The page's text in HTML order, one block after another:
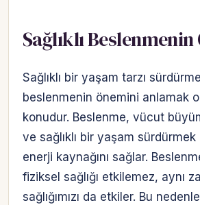
Sağlıklı
Sağlıklı bir yaşam tarzı
beslenmenin önemini anlamak
konudur. Beslenme, vücut
ve sağlıklı bir yaşam
enerji kaynağını sağlar.
fiziksel sağlığı etkilemez, aynı
sağlığımızı da etkiler. Bu